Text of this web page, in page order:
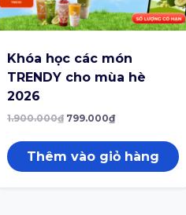
Khóa học các món
TRENDY cho mùa hè
2026
1.900.000₫ 799.000₫
Thêm vào giỏ hàng